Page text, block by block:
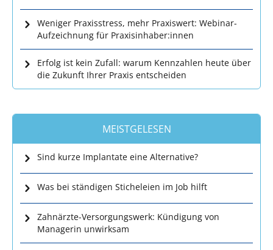
Weniger Praxisstress, mehr Praxiswert: Webinar-
Aufzeichnung für Praxisinhaber:innen
Erfolg ist kein Zufall: warum Kennzahlen heute über
die Zukunft Ihrer Praxis entscheiden
MEISTGELESEN
Sind kurze Implantate eine Alternative?
Was bei ständigen Sticheleien im Job hilft
Zahnärzte-Versorgungswerk: Kündigung von
Managerin unwirksam